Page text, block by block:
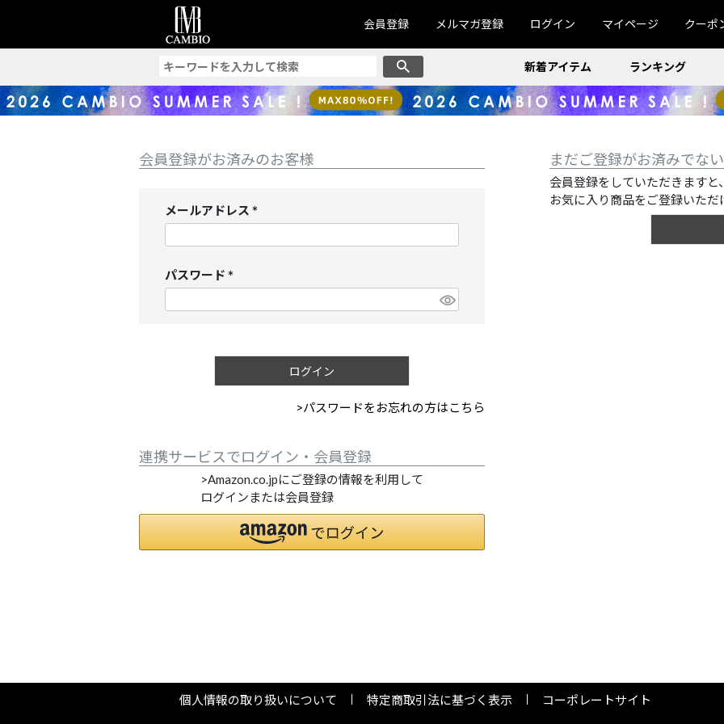
会員登録 メルマガ登録 ログイン マイページ クーポ
新着アイテム ランキング
会員登録がお済みのお客様
メールアドレス
必
パスワード
必
ログイン
>パスワードをお忘れの方はこちら
連携サービスでログイン・会員登録
>Amazon.co.jpにご登録の情報を利用して
ログインまたは会員登録
まだご登録がお済みでな
会員登録をしていただきますと
お気に入り商品をご登録いただ
個人情報の取り扱いについて 特定商取引法に基づく表示 コーポレートサイト